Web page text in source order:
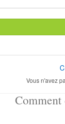
Vous n'avez
Comment